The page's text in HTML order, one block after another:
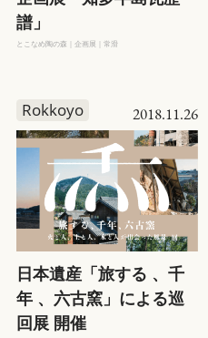
日本語
譜」
とこなめ陶の森｜企画展｜常滑
Rokkoyo 2018.11.26
日本遺産「旅する 、千
年 、六古窯」による巡
回展 開催